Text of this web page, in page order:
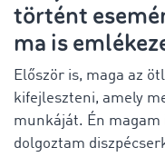
történt
ma is
Először is, maga az
kifejleszteni, amely
munkáját. Én magam
dolgoztam